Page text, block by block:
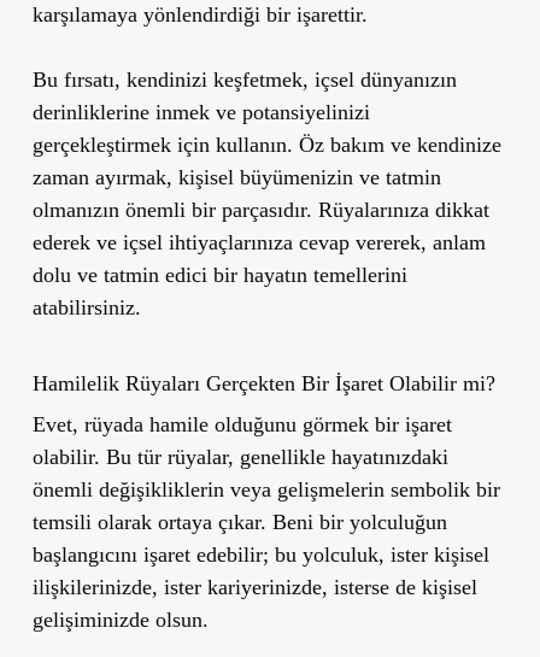
karşılamaya yönlendirdiği bir işarettir.
Bu fırsatı, kendinizi keşfetmek, içsel dünyanızın
derinliklerine inmek ve potansiyelinizi
gerçekleştirmek için kullanın. Öz bakım ve kendinize
zaman ayırmak, kişisel büyümenizin ve tatmin
olmanızın önemli bir parçasıdır. Rüyalarınıza dikkat
ederek ve içsel ihtiyaçlarınıza cevap vererek, anlam
dolu ve tatmin edici bir hayatın temellerini
atabilirsiniz.
Hamilelik Rüyaları Gerçekten Bir İşaret Olabilir mi?
Evet, rüyada hamile olduğunu görmek bir işaret
olabilir. Bu tür rüyalar, genellikle hayatınızdaki
önemli değişikliklerin veya gelişmelerin sembolik bir
temsili olarak ortaya çıkar. Beni bir yolculuğun
başlangıcını işaret edebilir; bu yolculuk, ister kişisel
ilişkilerinizde, ister kariyerinizde, isterse de kişisel
gelişiminizde olsun.